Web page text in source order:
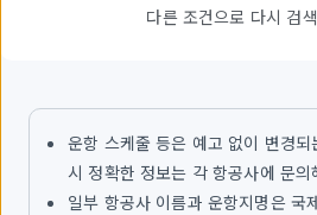
다른 조건으로 다시 검
운항 스케줄 등은 예고 없이 변경
시 정확한 정보는 각 항공사에 문
일부 항공사 이름과 운항지명은 국